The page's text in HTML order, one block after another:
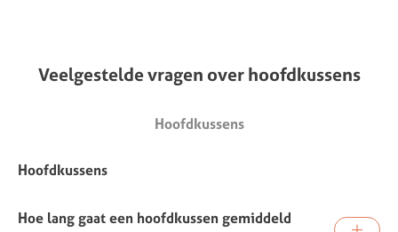
Veelgesteldevragen over hoofdkussens
Hoofdkussens
Hoofdkussens
Hoe lang gaat een hoofdkussen gemiddeld